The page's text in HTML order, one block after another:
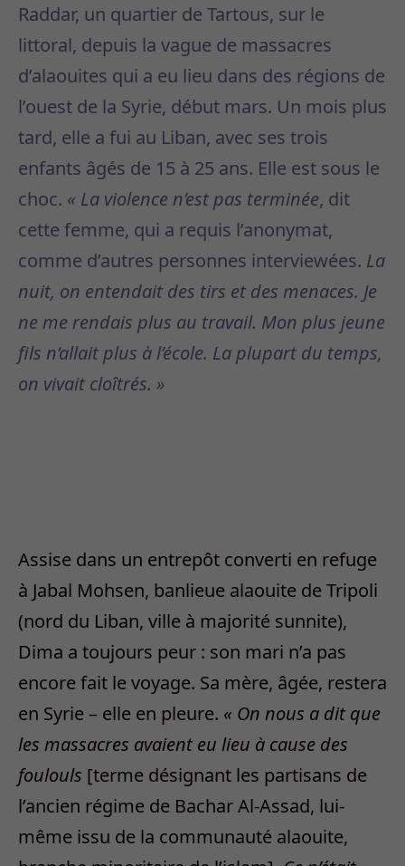
Raddar, un quartier de Tartous, sur le
littoral, depuis la vague de massacres
d’alaouites qui a eu lieu dans des régions de
l’ouest de la Syrie, début mars. Un mois plus
tard, elle a fui au Liban, avec ses trois
enfants âgés de 15 à 25 ans. Elle est sous le
choc. « La violence n’est pas terminée, dit
cette femme, qui a requis l’anonymat,
comme d’autres personnes interviewées. La
nuit, on entendait des tirs et des menaces. Je
ne me rendais plus au travail. Mon plus jeune
fils n’allait plus à l’école. La plupart du temps,
on vivait cloîtrés. »
Assise dans un entrepôt converti en refuge
à Jabal Mohsen, banlieue alaouite de Tripoli
(nord du Liban, ville à majorité sunnite),
Dima a toujours peur : son mari n’a pas
encore fait le voyage. Sa mère, âgée, restera
en Syrie – elle en pleure. « On nous a dit que
les massacres avaient eu lieu à cause des
foulouls [terme désignant les partisans de
l’ancien régime de Bachar Al-Assad, lui-
même issu de la communauté alaouite,